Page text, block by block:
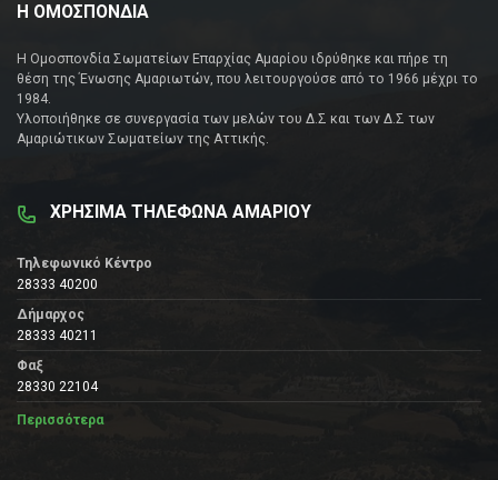
Η ΟΜΟΣΠΟΝΔΙΑ
Η Ομοσπονδία Σωματείων Επαρχίας Αμαρίου ιδρύθηκε και πήρε τη
θέση της Ένωσης Αμαριωτών, που λειτουργούσε από το 1966 μέχρι το
1984.
Υλοποιήθηκε σε συνεργασία των μελών του Δ.Σ και των Δ.Σ των
Αμαριώτικων Σωματείων της Αττικής.
ΧΡΗΣΙΜΑ ΤΗΛΕΦΩΝΑ ΑΜΑΡΙΟΥ
Τηλεφωνικό Κέντρο
28333 40200
Δήμαρχος
28333 40211
Φαξ
28330 22104
Περισσότερα